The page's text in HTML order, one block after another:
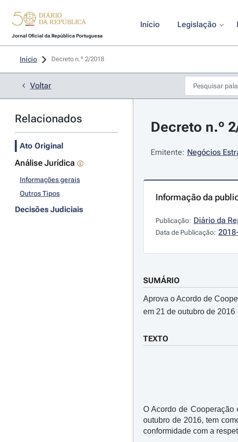
Jornal Oficial da República Portuguesa
Início Legislação
Início Decreto n.º 2/2018
Voltar
Relacionados
Ato Original
Análise Jurídica
Informações gerais
Outros Tipos
Decisões Judiciais
Decreto n.º
Emitente: Negócios
Informação da
Publicação: Diário da
Data de Publicação:
SUMÁRIO
Aprova o Acordo de
em 21 de outubro de 2016
TEXTO
O Acordo de
outubro de 2016, tem
conformidade com a